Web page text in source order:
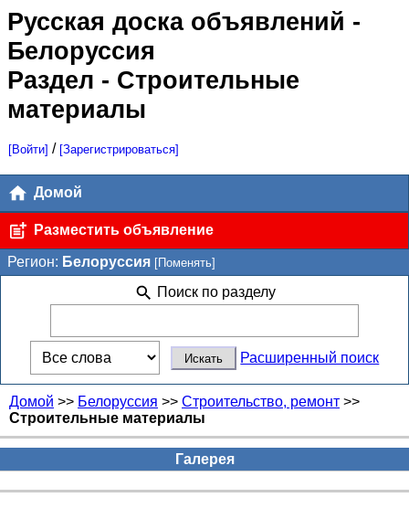
Русская доска объявлений -
Белоруссия
Раздел - Строительные
материалы
[Войти] / [Зарегистрироваться]
Домой
Разместить объявление
Регион: Белоруссия [Поменять]
Поиск по разделу
Расширенный поиск
Домой >> Белоруссия >> Строительство, ремонт >>
Строительные материалы
Галерея